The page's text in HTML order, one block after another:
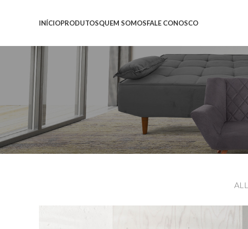
INÍCIOPRODUTOSQUEM SOMOSFALE CONOSCO
ALL